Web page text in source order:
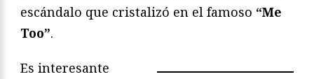
escándalo que cristalizó en el famoso “Me
Too”.
Es interesante